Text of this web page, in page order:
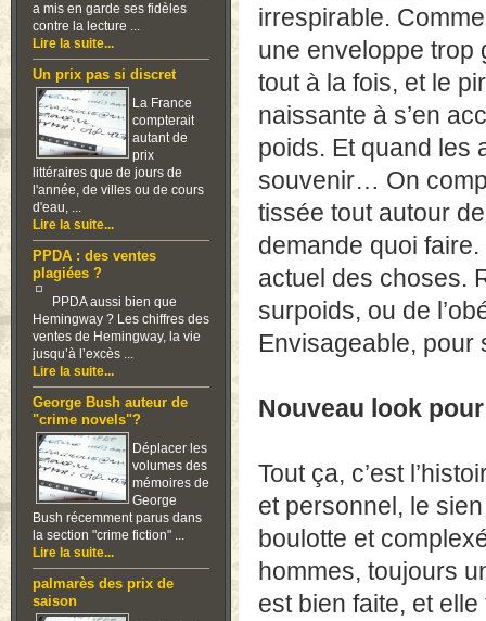
a mis en garde ses fidèles
contre la lecture ...
Lire la suite...
Un prix pas si discret
La France
compterait
autant de
prix
littéraires que de jours de
l'année, de villes ou de cours
d'eau, ...
Lire la suite...
PPDA : des ventes
plagiées ?
PPDA aussi bien que
Hemingway ? Les chiffres des
ventes de Hemingway, la vie
jusqu’à l’excès ...
Lire la suite...
George Bush auteur de
"crime novels"?
Déplacer les
volumes des
mémoires de
George
Bush récemment parus dans
la section "crime fiction" ...
Lire la suite...
palmarès des prix de
saison
irrespirable.
une enveloppe trop
tout à la fois, et le
naissante à s’en
poids. Et quand les
souvenir… On
tissée tout autour
demande quoi
actuel des choses.
surpoids, ou de
Envisageable,
Nouveau look
Tout ça, c’est
et personnel, le
boulotte et
hommes, toujours
est bien faite, et